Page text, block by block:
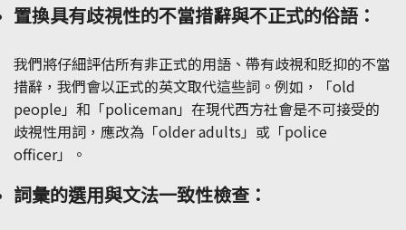
置換具有歧視性的不當措辭與不正式的俗語：
我們將仔細評估所有非正式的用語、帶有歧視和貶抑的不當
措辭，我們會以正式的英文取代這些詞。例如，「old
people」和「policeman」在現代西方社會是不可接受的
歧視性用詞，應改為「older adults」或「police
officer」。
詞彙的選用與文法一致性檢查：